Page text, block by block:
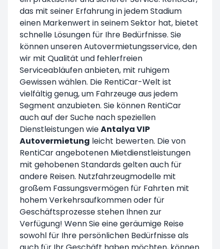
das mit seiner Erfahrung in jedem Stadium
einen Markenwert in seinem Sektor hat, bietet
schnelle Lösungen für Ihre Bedürfnisse. Sie
können unseren Autovermietungsservice, den
wir mit Qualität und fehlerfreien
Serviceabläufen anbieten, mit ruhigem
Gewissen wählen. Die RentiCar-Welt ist
vielfältig genug, um Fahrzeuge aus jedem
Segment anzubieten. Sie können RentiCar
auch auf der Suche nach speziellen
Dienstleistungen wieAntalya VIP
Autovermietung leicht bewerten. Die von
RentiCar angebotenen Mietdienstleistungen
mit gehobenen Standards gelten auch für
andere Reisen. Nutzfahrzeugmodelle mit
großem Fassungsvermögen für Fahrten mit
hohem Verkehrsaufkommen oder für
Geschäftsprozesse stehen Ihnen zur
Verfügung! Wenn Sie eine geräumige Reise
sowohl für Ihre persönlichen Bedürfnisse als